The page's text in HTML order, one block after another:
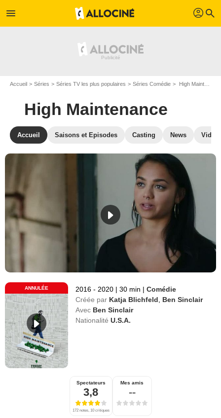
menu profil search
Accueil Séries Séries TV les plus populaires Séries Comédie High Maintenance
High Maintenance
Accueil Saisons et Episodes Casting News
ANNULÉE 2016 - 2020 | 30 min | Comédie
Créée par Katja Blichfeld
Ben Sinclair
Avec Ben Sinclair
Nationalité U.S.A.
Spectateurs
3,8
172 notes, 10 critiques
Mes amis
--